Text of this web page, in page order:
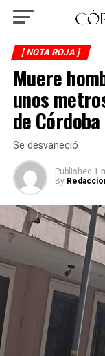
[ NOTA ROJA ]
Muere
unos
de Córdoba
Se desvaneció
Published 1
By